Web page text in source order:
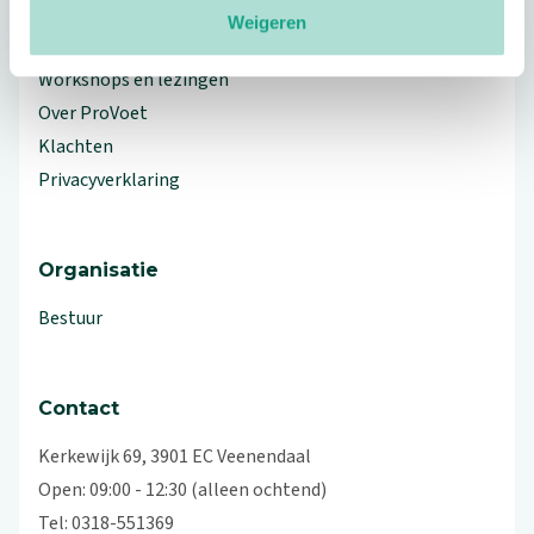
Weigeren
Workshops en lezingen
Over ProVoet
Klachten
Privacyverklaring
Organisatie
Bestuur
Contact
Kerkewijk 69, 3901 EC Veenendaal
Open: 09:00 - 12:30 (alleen ochtend)
Tel: 0318-551369